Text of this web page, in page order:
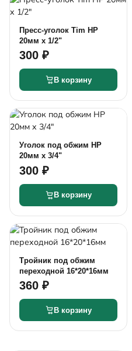
Пресс-уголок Tim НР
20мм х 1/2"
300 ₽
В корзину
Уголок под обжим НР
20мм х 3/4"
300 ₽
В корзину
Тройник под обжим
переходной 16*20*16мм
360 ₽
В корзину